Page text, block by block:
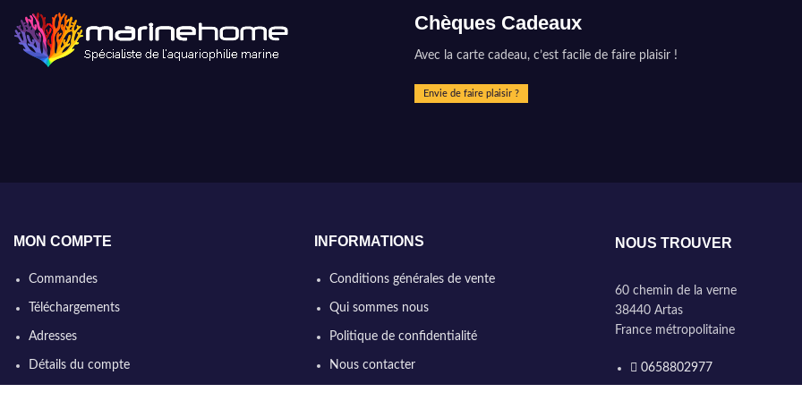
Chèques Cadeaux
Avec la carte cadeau, c’est facile de faire plaisir !
Envie de faire plaisir ?
MON COMPTE
Commandes
Téléchargements
Adresses
Détails du compte
INFORMATIONS
Conditions générales de vente
Qui sommes nous
Politique de confidentialité
Nous contacter
NOUS TROUVER
60 chemin de la verne
38440 Artas
France métropolitaine
0658802977